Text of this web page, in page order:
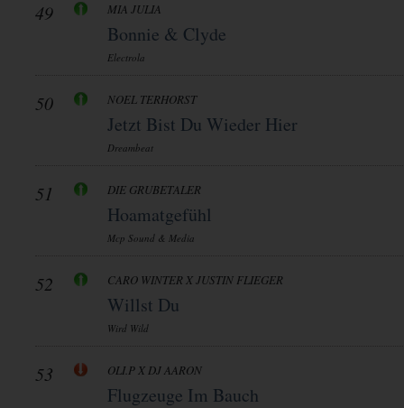
49 MIA JULIA
Bonnie & Clyde
Electrola
50 NOEL TERHORST
Jetzt Bist Du Wieder Hier
Dreambeat
51 DIE GRUBETALER
Hoamatgefühl
Mcp Sound & Media
52 CARO WINTER X JUSTIN FLIEGER
Willst Du
Wird Wild
53 OLI.P X DJ AARON
Flugzeuge Im Bauch